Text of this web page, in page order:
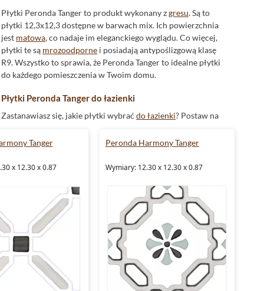
Płytki Peronda Tanger to produkt wykonany zgresu. Są to
płytki 12,3x12,3 dostępne w barwach mix. Ich powierzchnia
jest matowa, co nadaje im eleganckiego wyglądu. Co więcej,
płytki te są mrozoodporne i posiadają antypoślizgową klasę
R9. Wszystko to sprawia, że Peronda Tanger to idealne płytki
do każdego pomieszczenia w Twoim domu.
Płytki Peronda Tanger do łazienki
Zastanawiasz się, jakie płytki wybrać do łazienki? Postaw na
antypoślizgowości, są one idealnym wyborem do
wyjątkowy design tych płytek sprawi, że Twoja łazienka zyska
Płytki Peronda Tanger do kuchni
Chcesz, aby Twoja kuchnia była nie tylko funkcjonalna, ale i
stylowa? Wybierz płytki Peronda Tanger. Są one odporne na
plamy i łatwe w utrzymaniu czystości, co jest niezwykle
ważne wkuchni
. Ich oryginalny design podkreśli charakter
każdego wnętrza.
Tanger
x 12.30 x 0.87
Peronda Harmony Tanger
Wymiary: 12.30 x 12.30 x 0.87